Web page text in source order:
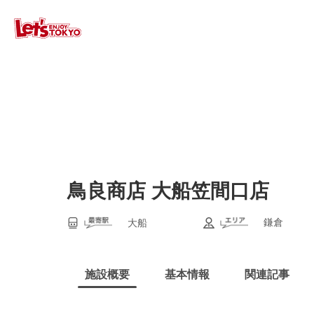
鳥良商店 大船笠間口店
大船 鎌倉
施設概要 基本情報 関連記事